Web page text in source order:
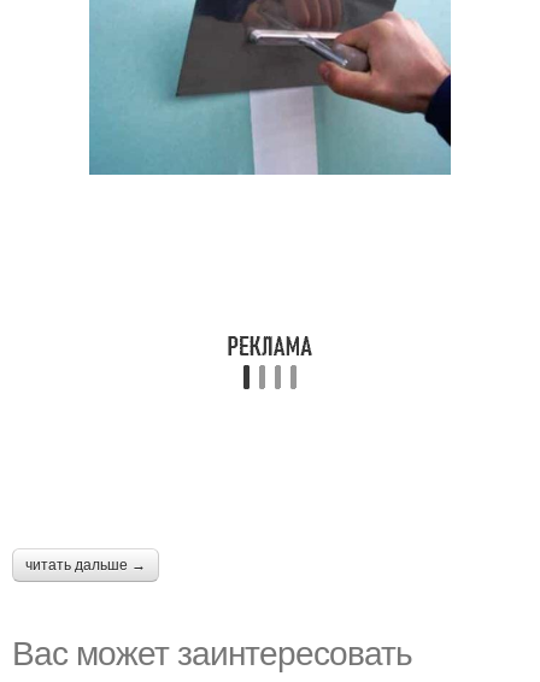
читать дальше →
Вас может заинтересовать